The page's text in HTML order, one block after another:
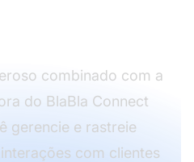
combinado com a
do BlaBla Connect
gerencie e rastreie
com clientes